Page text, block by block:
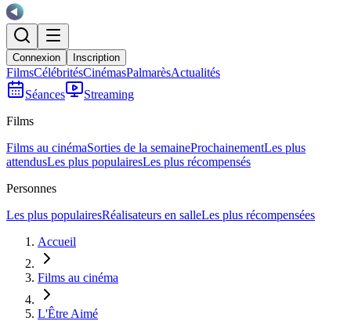
Connexion Inscription
FilmsCélébritésCinémasPalmarèsActualités
Séances
Streaming
Films
Films au cinémaSorties de la semaineProchainementLes plus
attendusLes plus populairesLes plus récompensés
Personnes
Les plus populairesRéalisateurs en salleLes plus récompensées
Accueil
Films au cinéma
L'Être Aimé